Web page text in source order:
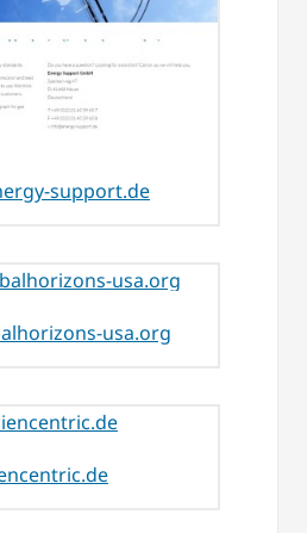
support.de
usa.org